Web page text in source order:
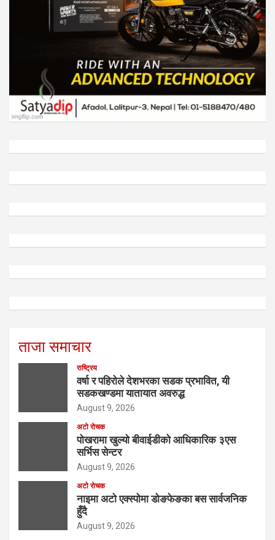
ताजा समाचार
राष्ट्रिय
वर्षा र पहिरोले देशभरका सडक प्रभावित, यी
सडकखण्डमा यातायात अवरुद्ध
August 9, 2026
अटो रोचक
पोखरामा खुल्यो बीवाईडीको आधिकारिक ३एस
सर्भिस सेन्टर
August 9, 2026
अटो रोचक
नाइमा अटो एक्स्पोमा डोङफेङका बस सार्वजनिक
हुँदै
August 9, 2026